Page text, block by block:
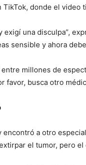
TikTok, donde el
exigí una disculpa”,
sensible y ahora
millones de
favor, busca otro
a otro
el tumor, pero